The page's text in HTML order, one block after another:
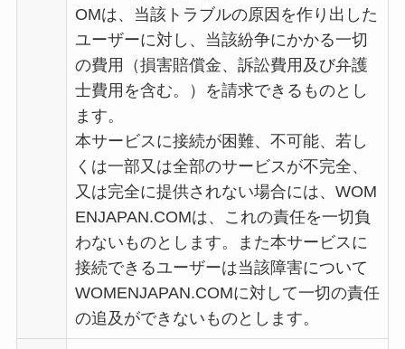
OMは、当該トラブルの原因を作り出した
ユーザーに対し、当該紛争にかかる一切
の費用（損害賠償金、訴訟費用及び弁護
士費用を含む。）を請求できるものとし
ます。
本サービスに接続が困難、不可能、若し
くは一部又は全部のサービスが不完全、
又は完全に提供されない場合には、WOM
ENJAPAN.COMは、これの責任を一切負
わないものとします。また本サービスに
接続できるユーザーは当該障害について
WOMENJAPAN.COMに対して一切の責任
の追及ができないものとします。